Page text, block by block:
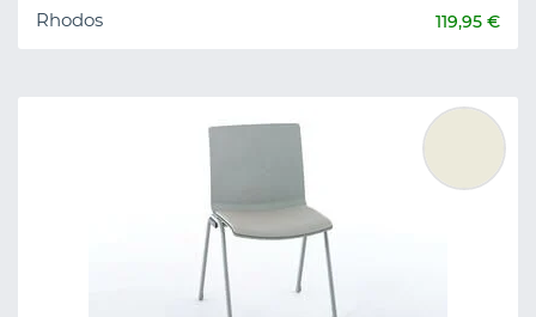
Rhodos 119,95 €